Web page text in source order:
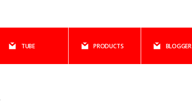
TUBE PRODUCTS BLOGGER